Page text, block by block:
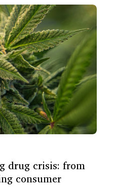
drug crisis: from
consumer